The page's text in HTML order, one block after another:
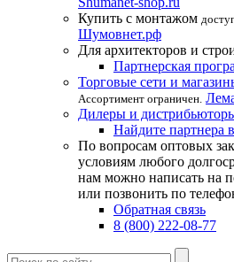
Купить с монтажом
Шумовнет.рф
Для архитекторов и
Партнерская
Торговые сети и
Ассортимент ограничен.
Дилеры и
Найдите партнера
По вопросам оптовых
условиям любого
нам можно написать на
или позвонить по
Обратная связь
8 (800) 222-08-77